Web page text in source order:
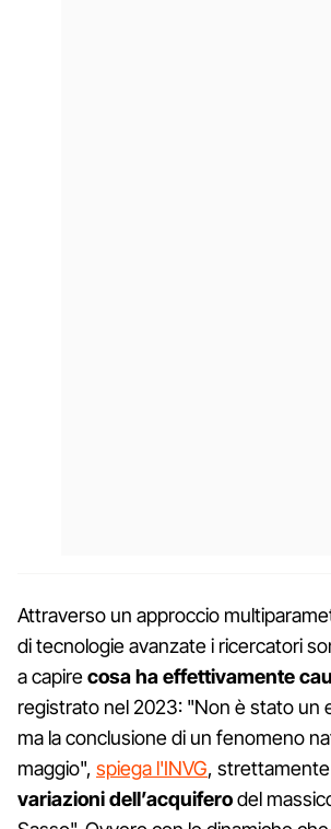
Attraverso un approccio
di tecnologie avanzate i ricercatori
a capirecosa ha effettivamente
registrato nel 2023: "Non è stato un
ma la conclusione di un fenomeno
maggio", spiega l'INVG,
variazioni dell’acquiferodel